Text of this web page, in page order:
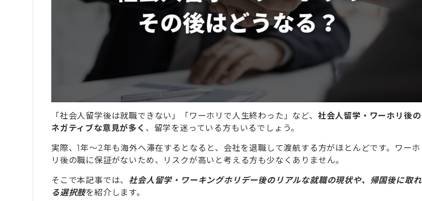
「社会人留学後は就職できない」「ワーホリで人生終わった」など、 社会人留学・ワーホリ後の
ネガティブな意見が多く 、留学を迷っている方もいるでしょう。
実際、1年〜2年も海外へ滞在するとなると、会社を退職して渡航する方がほとんどです。ワーホ
リ後の職に保証がないため、リスクが高いと考える方も少なくありません。
そこで本記事では、 社会人留学・ワーキングホリデー後のリアルな就職の現状や、帰国後に取れ
る選択肢を紹介します。